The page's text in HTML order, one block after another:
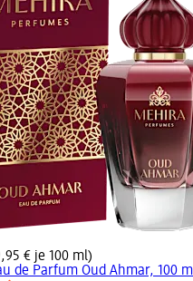
€ je 100 ml)
de Parfum Oud Ahmar, 100